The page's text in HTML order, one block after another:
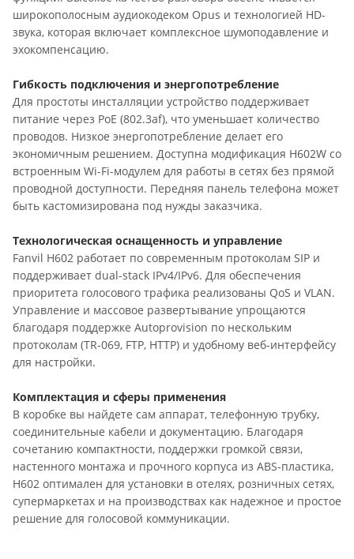
широкополосным аудиокодеком Opus и технологией HD-
звука, которая включает комплексное шумоподавление и
эхокомпенсацию.
Гибкость подключения и энергопотребление
Для простоты инсталляции устройство поддерживает
питание через PoE (802.3af), что уменьшает количество
проводов. Низкое энергопотребление делает его
экономичным решением. Доступна модификация H602W со
встроенным Wi-Fi-модулем для работы в сетях без прямой
проводной доступности. Передняя панель телефона может
быть кастомизирована под нужды заказчика.
Технологическая оснащенность и управление
Fanvil H602 работает по современным протоколам SIP и
поддерживает dual-stack IPv4/IPv6. Для обеспечения
приоритета голосового трафика реализованы QoS и VLAN.
Управление и массовое развертывание упрощаются
благодаря поддержке Autoprovision по нескольким
протоколам (TR-069, FTP, HTTP) и удобному веб-интерфейсу
для настройки.
Комплектация и сферы применения
В коробке вы найдете сам аппарат, телефонную трубку,
соединительные кабели и документацию. Благодаря
сочетанию компактности, поддержки громкой связи,
настенного монтажа и прочного корпуса из ABS-пластика,
H602 оптимален для установки в отелях, розничных сетях,
супермаркетах и на производствах как надежное и простое
решение для голосовой коммуникации.